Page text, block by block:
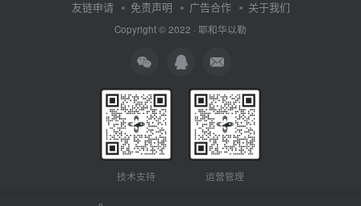
友链申请 免责声明 广告合作 关于我们
Copyright © 2022 · 耶和华以勒
技术支持 运营管理